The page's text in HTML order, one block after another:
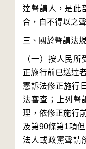
達聲請人，是此
（一）按人民
正施行前已送達
憲訴法修正施行
法審查；上列聲
理，依修正施行
及第90條第1項
法人或政黨聲請